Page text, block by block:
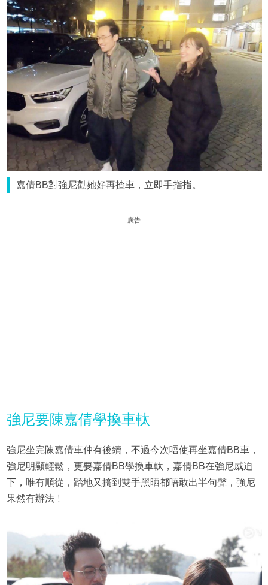
嘉倩BB對強尼勸她好再揸車，立即手指指。
廣告
強尼要陳嘉倩學換車軚
強尼坐完陳嘉倩車仲有後續，不過今次唔使再坐嘉倩BB車，
強尼明顯輕鬆，更要嘉倩BB學換車軚，嘉倩BB在強尼威迫
下，唯有順從，踎地又搞到雙手黑晒都唔敢出半句聲，強尼
果然有辦法﹗